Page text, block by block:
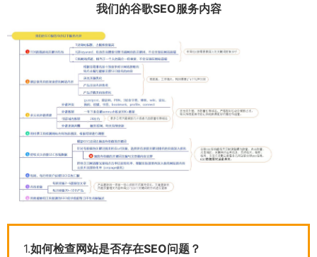
我们的谷歌SEO服务内容
1.如何检查网站是否存在SEO问题？